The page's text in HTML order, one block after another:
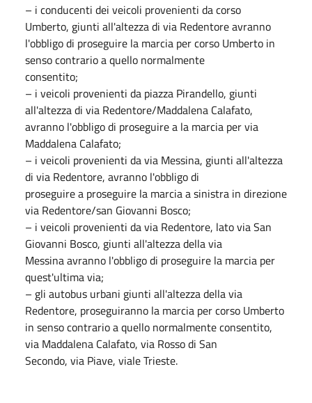
– i conducenti dei veicoli provenienti da corso
Umberto, giunti all'altezza di via Redentore avranno
l'obbligo di proseguire la marcia per corso Umberto in
senso contrario a quello normalmente
consentito;
– i veicoli provenienti da piazza Pirandello, giunti
all'altezza di via Redentore/Maddalena Calafato,
avranno l'obbligo di proseguire a la marcia per via
Maddalena Calafato;
– i veicoli provenienti da via Messina, giunti all'altezza
di via Redentore, avranno l'obbligo di
proseguire a proseguire la marcia a sinistra in direzione
via Redentore/san Giovanni Bosco;
– i veicoli provenienti da via Redentore, lato via San
Giovanni Bosco, giunti all'altezza della via
Messina avranno l'obbligo di proseguire la marcia per
quest'ultima via;
– gli autobus urbani giunti all'altezza della via
Redentore, proseguiranno la marcia per corso Umberto
in senso contrario a quello normalmente consentito,
via Maddalena Calafato, via Rosso di San
Secondo, via Piave, viale Trieste.